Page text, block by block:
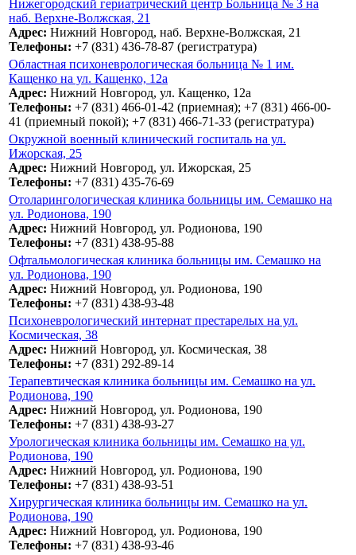
Нижегородский гериатрический центр Больница № 3 на
наб. Верхне-Волжская, 21
Адрес: Нижний Новгород, наб. Верхне-Волжская, 21
Телефоны: +7 (831) 436-78-87 (регистратура)
Областная психоневрологическая больница № 1 им.
Кащенко на ул. Кащенко, 12а
Адрес: Нижний Новгород, ул. Кащенко, 12а
Телефоны: +7 (831) 466-01-42 (приемная); +7 (831) 466-00-
41 (приемный покой); +7 (831) 466-71-33 (регистратура)
Окружной военный клинический госпиталь на ул.
Ижорская, 25
Адрес: Нижний Новгород, ул. Ижорская, 25
Телефоны: +7 (831) 435-76-69
Отоларингологическая клиника больницы им. Семашко на
ул. Родионова, 190
Адрес: Нижний Новгород, ул. Родионова, 190
Телефоны: +7 (831) 438-95-88
Офтальмологическая клиника больницы им. Семашко на
ул. Родионова, 190
Адрес: Нижний Новгород, ул. Родионова, 190
Телефоны: +7 (831) 438-93-48
Психоневрологический интернат престарелых на ул.
Космическая, 38
Адрес: Нижний Новгород, ул. Космическая, 38
Телефоны: +7 (831) 292-89-14
Терапевтическая клиника больницы им. Семашко на ул.
Родионова, 190
Адрес: Нижний Новгород, ул. Родионова, 190
Телефоны: +7 (831) 438-93-27
Урологическая клиника больницы им. Семашко на ул.
Родионова, 190
Адрес: Нижний Новгород, ул. Родионова, 190
Телефоны: +7 (831) 438-93-51
Хирургическая клиника больницы им. Семашко на ул.
Родионова, 190
Адрес: Нижний Новгород, ул. Родионова, 190
Телефоны: +7 (831) 438-93-46